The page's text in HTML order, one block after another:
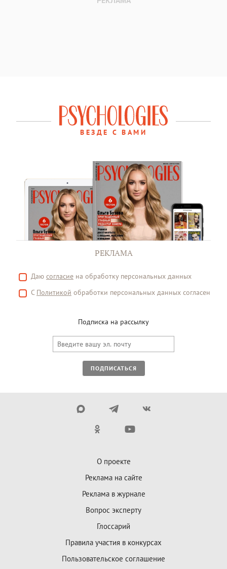
ВЕЗДЕ С ВАМИ
РЕКЛАМА
Даю согласие на обработку персональных данных
С Политикой обработки персональных данных согласен
Подписка на рассылку
ПОДПИСАТЬСЯ
О проекте
Реклама на сайте
Реклама в журнале
Вопрос эксперту
Глоссарий
Правила участия в конкурсах
Пользовательское соглашение